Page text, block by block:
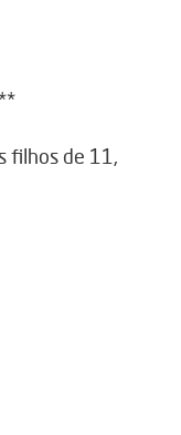
filhos de 11,